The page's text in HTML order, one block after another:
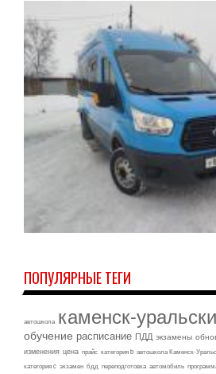
ПОПУЛЯРНЫЕ ТЕГИ
автошкола каменск-
обучение расписание ПДД экзамены
изменения цена прайс категория b автошкола Каменск-
категория c экзамен бдд переподготовка автомобиль